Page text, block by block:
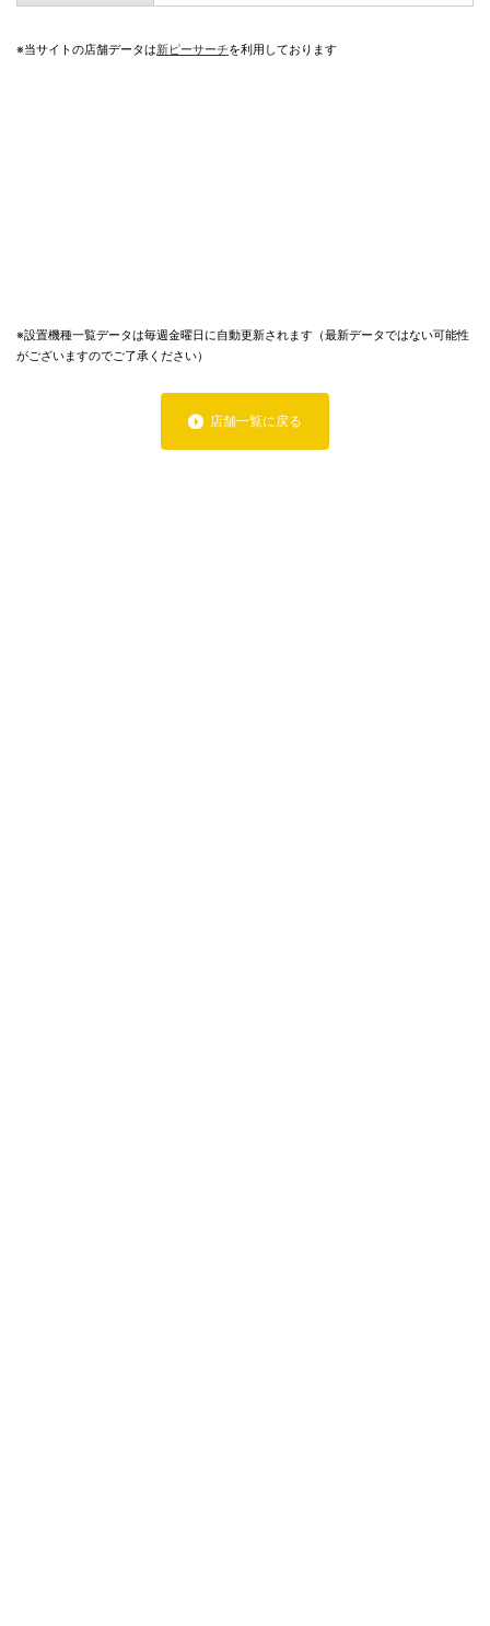
※当サイトの店舗データは新ピーサーチを利用しております
※設置機種一覧データは毎週金曜日に自動更新されます（最新データではない可能性
がございますのでご了承ください）
店舗一覧に戻る